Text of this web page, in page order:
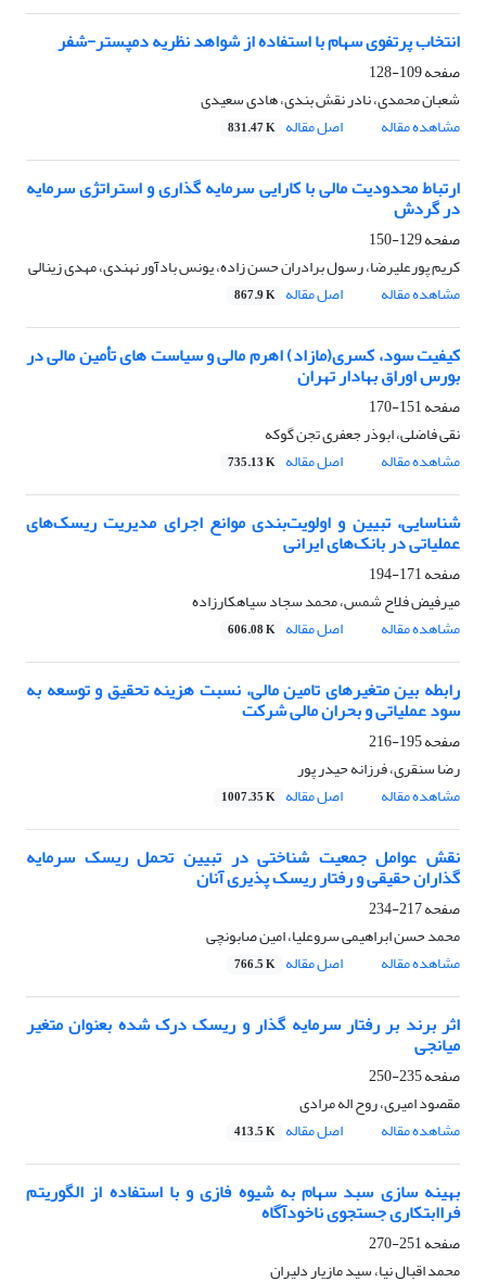
انتخاب پرتفوی سهام با استفاده از شواهد نظریه دمپستر-شفر
صفحه109-128
شعبان محمدی، نادر نقش بندی، هادی سعیدی
مشاهده مقاله
اصل مقاله 831.47 K
ارتباط محدودیت مالی با کارایی سرمایه گذاری و استراتژی سرمایه
در گردش
صفحه129-150
کریم پورعلیرضا، رسول برادران حسن زاده، یونس بادآور نهندی، مهدی زینالی
مشاهده مقاله
اصل مقاله 867.9 K
کیفیت سود، کسری(مازاد) اهرم مالی و سیاست های تأمین مالی در
بورس اوراق بهادار تهران
صفحه151-170
نقی فاضلی، ابوذر جعفری تجن گوکه
مشاهده مقاله
اصل مقاله 735.13 K
شناسایی، تبیین و اولویت‌بندی موانع اجرای مدیریت ریسک‌های
عملیاتی در بانک‌های ایرانی
صفحه171-194
میرفیض فلاح شمس، محمد سجاد سیاهکارزاده
مشاهده مقاله
اصل مقاله 606.08 K
رابطه بین متغیرهای تامین مالی، نسبت هزینه تحقیق و توسعه به
سود عملیاتی و بحران مالی شرکت
صفحه195-216
رضا سنقری، فرزانه حیدر پور
مشاهده مقاله
اصل مقاله 1007.35 K
نقش عوامل جمعیت شناختی در تبیین تحمل ریسک سرمایه
گذاران حقیقی و رفتار ریسک پذیری آنان
صفحه217-234
محمد حسن ابراهیمی سروعلیا، امین صابونچی
مشاهده مقاله
اصل مقاله 766.5 K
اثر برند بر رفتار سرمایه گذار و ریسک درک شده بعنوان متغیر
میانجی
صفحه235-250
مقصود امیری، روح اله مرادی
مشاهده مقاله
اصل مقاله 413.5 K
بهینه سازی سبد سهام به شیوه فازی و با استفاده از الگوریتم
فراابتکاری جستجوی ناخودآگاه
صفحه251-270
محمد اقبال نیا، سید مازیار دلیران